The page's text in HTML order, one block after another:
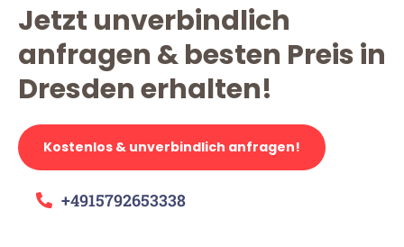
Jetzt unverbindlich
anfragen & besten Preis in
Dresden erhalten!
Kostenlos & unverbindlich anfragen!
+4915792653338